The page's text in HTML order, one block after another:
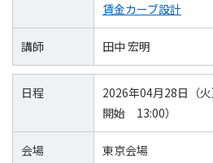
賃金カーブ設計
講師 田中 宏明
日程
2026年04月28日（
開始 13:00）
会場 東京会場